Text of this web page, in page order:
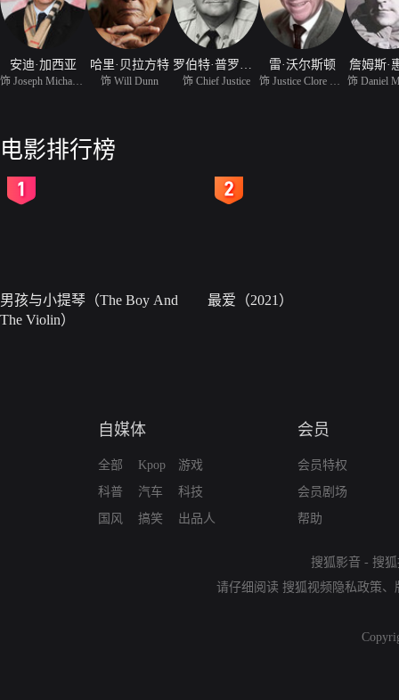
安迪·加西亚 哈里·贝拉方特
饰 Will Dunn 饰 Chief Justice
雷·沃尔斯顿 詹姆斯·
饰 Daniel
电影排行榜
男孩与小提琴（The Boy And
The Violin）
最爱（2021）
自媒体
全部
科普
国风
Kpop
汽车
搞笑
游戏
科技
出品人
会员
会员特权
会员剧场
帮助
搜狐影音 - 搜
请仔细阅读 搜狐视频隐私政策、